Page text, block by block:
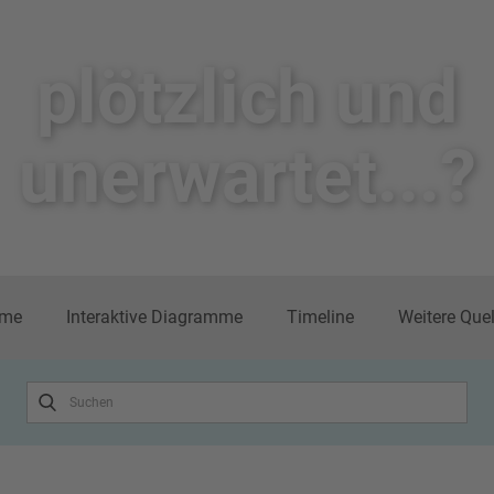
plötzlich un​d
unerwartet...?
Interaktive Diagramme Timeline Weitere